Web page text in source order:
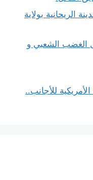
الريحانية بولاية
الغضب الشعبي و
للأجانب..